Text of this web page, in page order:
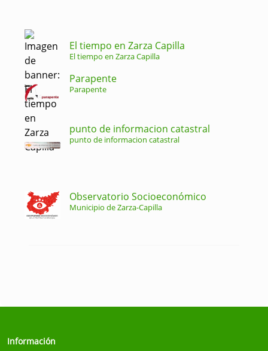
El tiempo en Zarza Capilla
El tiempo en Zarza Capilla
Parapente
Parapente
punto de informacion catastral
punto de informacion catastral
Observatorio Socioeconómico
Municipio de Zarza-Capilla
Información